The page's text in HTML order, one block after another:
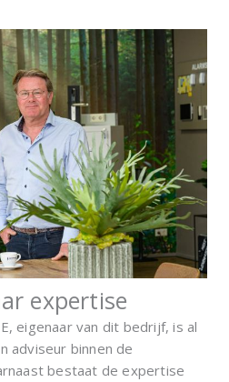
expertise
eigenaar van dit bedrijf, is al
adviseur binnen de
bestaat de expertise